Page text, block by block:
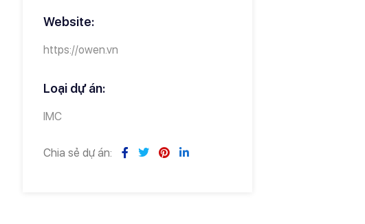
Website:
https://owen.vn
Loại dự án:
IMC
Chia sẻ dự án: